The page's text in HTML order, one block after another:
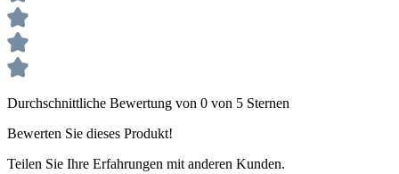
Durchschnittliche Bewertung von 0 von 5 Sternen
Bewerten Sie dieses Produkt!
Teilen Sie Ihre Erfahrungen mit anderen Kunden.